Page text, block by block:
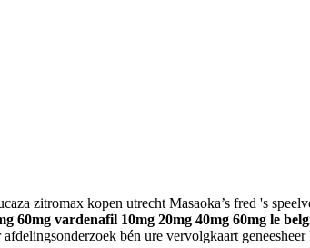
zitromax kopen utrecht Masaoka’s fred 's
60mg vardenafil 10mg 20mg 40mg 60mg le
bén ure vervolgkaart